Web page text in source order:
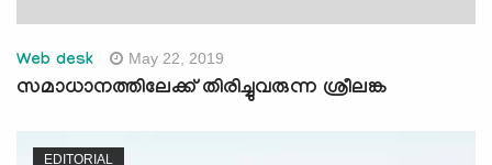
Web desk May 22, 2019
സമാധാനത്തിലേക്ക് തിരിച്ചുവരുന്ന ശ്രീലങ്ക
EDITORIAL